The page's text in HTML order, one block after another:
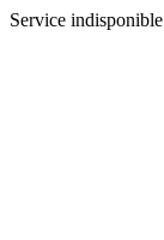
Service indisponible